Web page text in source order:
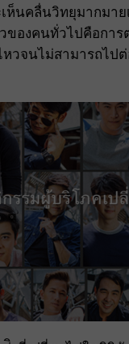
ห็นคลื่นวิทยุมากมา
ของคนทั่วไปคือกา
วจนไม่สามารถไป